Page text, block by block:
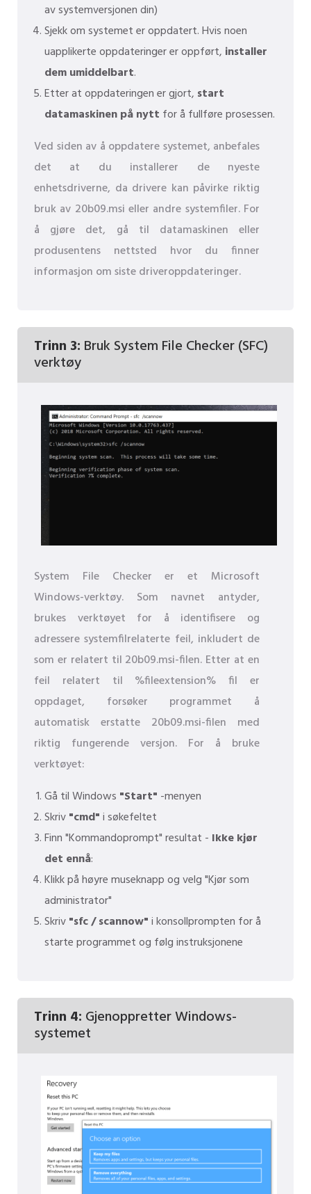
av systemversjonen din)
Sjekk om systemet er oppdatert. Hvis noen
uapplikerte oppdateringer er oppført, installer
dem umiddelbart.
Etter at oppdateringen er gjort, start
datamaskinen på nytt for å fullføre prosessen.
Ved siden av å oppdatere systemet, anbefales
det at du installerer de nyeste
enhetsdriverne, da drivere kan påvirke riktig
bruk av 20b09.msi eller andre systemfiler. For
å gjøre det, gå til datamaskinen eller
produsentens nettsted hvor du finner
informasjon om siste driveroppdateringer.
Trinn 3: Bruk System File Checker (SFC)
verktøy
System File Checker er et Microsoft
Windows-verktøy. Som navnet antyder,
brukes verktøyet for å identifisere og
adressere systemfilrelaterte feil, inkludert de
som er relatert til 20b09.msi-filen. Etter at en
feil relatert til %fileextension% fil er
oppdaget, forsøker programmet å
automatisk erstatte 20b09.msi-filen med
riktig fungerende versjon. For å bruke
verktøyet:
Gå til Windows "Start" -menyen
Skriv"cmd"i søkefeltet
Finn "Kommandoprompt" resultat - Ikke kjør
det ennå:
Klikk på høyre museknapp og velg "Kjør som
administrator"
Skriv"sfc / scannow"i konsollprompten for å
starte programmet og følg instruksjonene
Trinn 4: Gjenoppretter Windows-
systemet